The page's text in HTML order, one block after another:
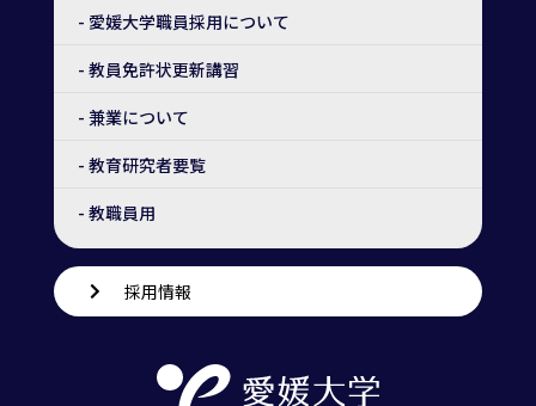
- 愛媛大学職員採用について
- 教員免許状更新講習
- 兼業について
- 教育研究者要覧
- 教職員用
採用情報